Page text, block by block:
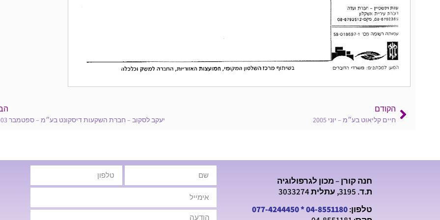
הקודם
חיים קליאוט בע״מ – יוני 2005 יעקב לסקוב – חברת השקעות דיסקונט בע״מ – ספטמבר 2003
חנה קורן – מכון לגרפולוגיה
ת.ד. 3195, עתלית 3033274
טלפון:04-8551180
*
077-4244450